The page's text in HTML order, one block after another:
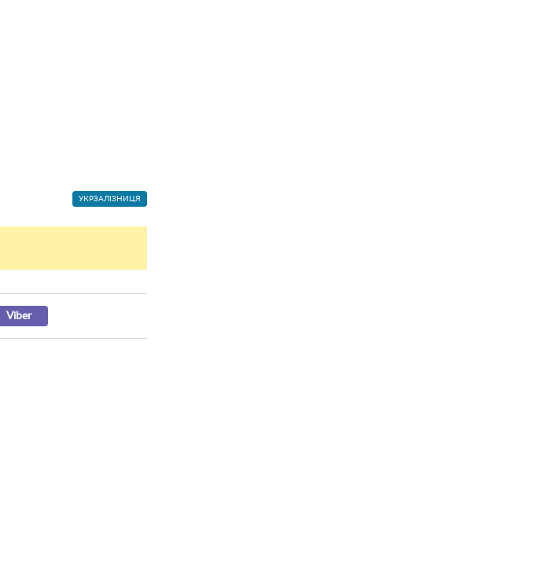
УКРЗАЛІЗНИЦЯ
Viber